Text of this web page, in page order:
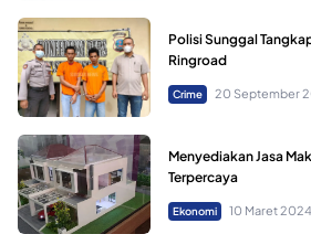
Polisi Sunggal
Ringroad
Crime 20 September
Menyediakan Jasa
Terpercaya
Ekonomi 10 Maret 2024